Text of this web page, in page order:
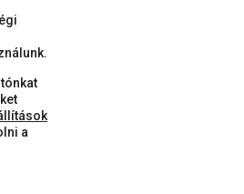
Város • Minden jog fenntartva!
a